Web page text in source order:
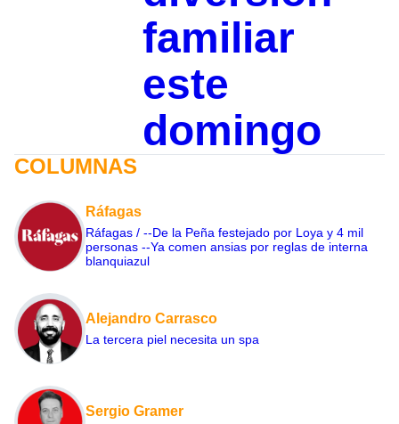
familiar
este
domingo
COLUMNAS
Ráfagas
Ráfagas / --De la Peña festejado por Loya y 4 mil
personas --Ya comen ansias por reglas de interna
blanquiazul
Alejandro Carrasco
La tercera piel necesita un spa
Sergio Gramer